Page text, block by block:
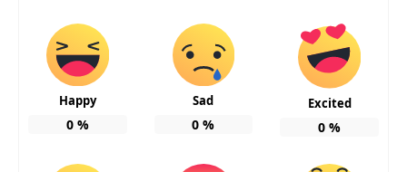
Happy
0%
Sad
0 %
Excited
0 %